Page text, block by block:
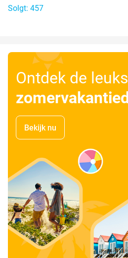
Solgt: 457
Ontdek de
Bekijk nu